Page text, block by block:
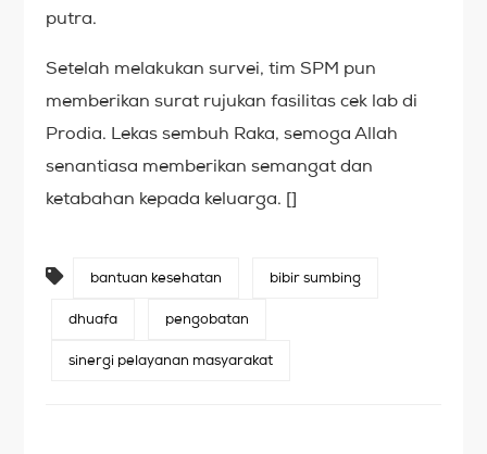
putra.
Setelah melakukan survei, tim SPM pun
memberikan surat rujukan fasilitas cek lab di
Prodia. Lekas sembuh Raka, semoga Allah
senantiasa memberikan semangat dan
ketabahan kepada keluarga. []
bantuan kesehatan bibir sumbing
dhuafa pengobatan
sinergi pelayanan masyarakat